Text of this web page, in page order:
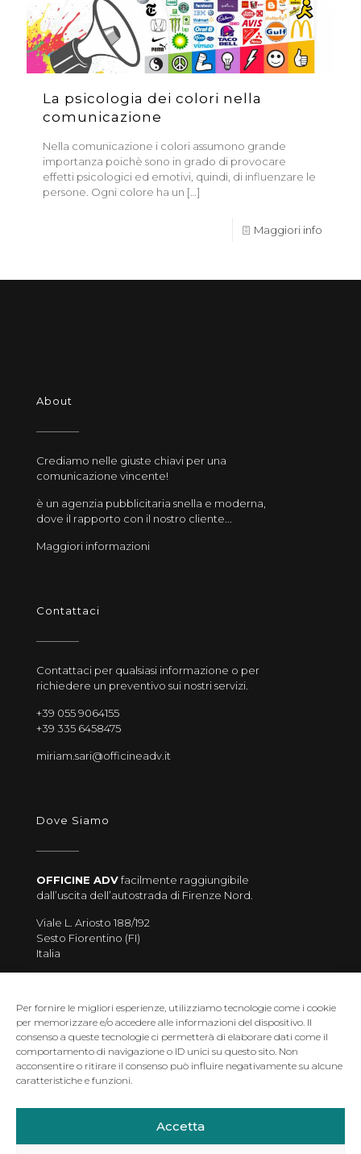
Per fornire le migliori esperienze, utilizziamo tecnologie come i cookie
per memorizzare e/o accedere alle informazioni del dispositivo. Il
consenso a queste tecnologie ci permetterà di elaborare dati come il
comportamento di navigazione o ID unici su questo sito. Non
acconsentire o ritirare il consenso può influire negativamente su alcune
caratteristiche e funzioni.
Accetta
La psicologia dei colori nella
comunicazione
Nella comunicazione i colori assumono grande
importanza poichè sono in grado di provocare
effetti psicologici ed emotivi, quindi, di influenzare le
persone. Ogni colore ha un […]
Maggiori info
About
Crediamo nelle giuste chiavi per una
comunicazione vincente!
è un agenzia pubblicitaria snella e moderna,
dove il rapporto con il nostro cliente...
Maggiori informazioni
Contattaci
Contattaci per qualsiasi informazione o per
richiedere un preventivo sui nostri servizi.
+39 055 9064155
+39 335 6458475
miriam.sari@officineadv.it
Dove Siamo
OFFICINE ADVfacilmente raggiungibile
dall’uscita dell’autostrada di Firenze Nord.
Viale L. Ariosto 188/192
Sesto Fiorentino (FI)
Italia
Officine ADV di Miriam Sari - Via L. Ariosto 188/192 -
50019 SESTO FIORENTINO (FI) - Tel: 0559064155 - email: